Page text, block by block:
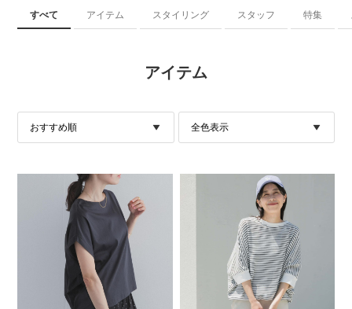
すべて アイテム スタイリング スタッフ 特集
アイテム